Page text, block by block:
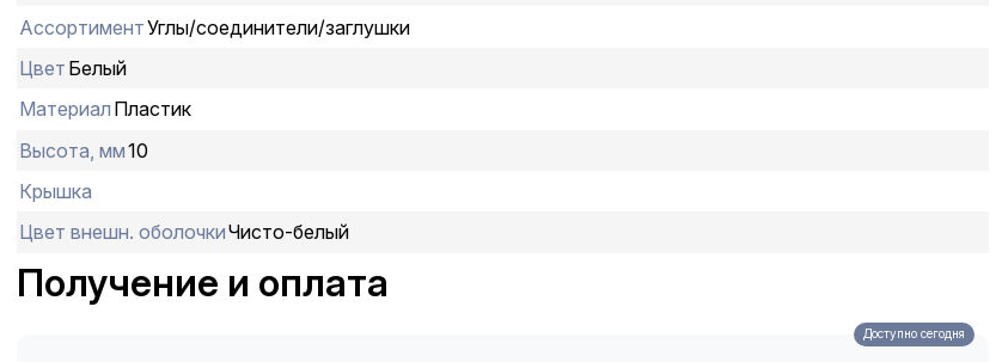
АссортиментУглы/соединители/заглушки
Цвет Белый
Материал Пластик
Высота, мм10
Крышка
Цвет внешн. оболочкиЧисто-белый
Получение и оплата
Доступно сегодня